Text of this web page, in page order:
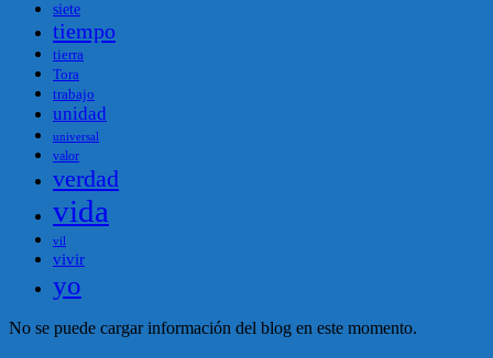
siete
tiempo
tierra
Tora
trabajo
unidad
universal
valor
verdad
vida
vil
vivir
yo
No se puede cargar información del blog en este momento.